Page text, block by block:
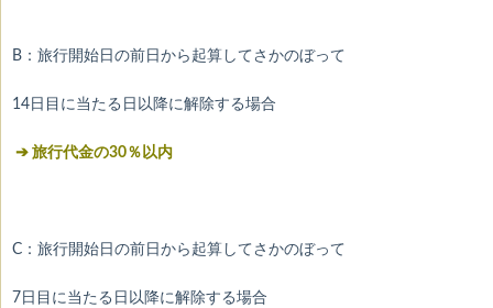
B：旅行開始日の前日から起算してさかのぼって
14日目に当たる日以降に解除する場合
➔ 旅行代金の30％以内
C：旅行開始日の前日から起算してさかのぼって
7日目に当たる日以降に解除する場合